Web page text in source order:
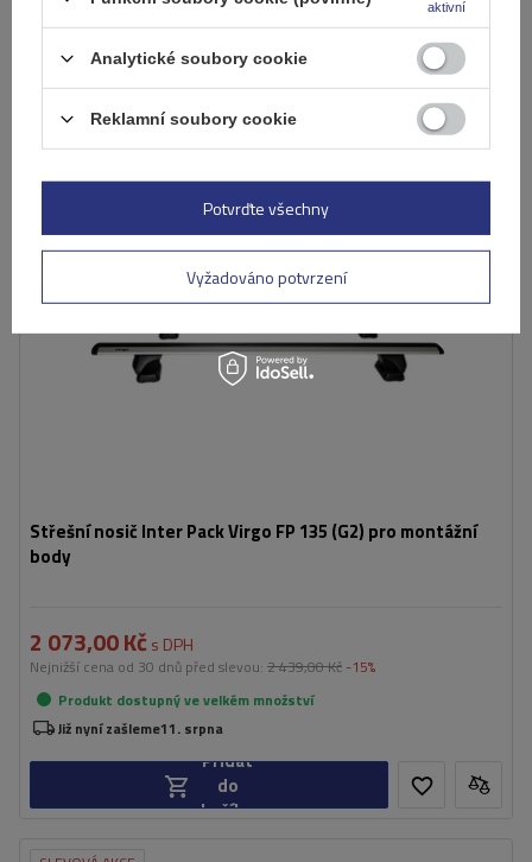
Přidat
SLEVOVÁ AKCE
Střešní nosič Inter Pack Virgo FP 135 (G2) pro montážní
body
2 073,00 Kč s DPH
Nejnižší cena od 30 dnů před slevou: 2 439,00 Kč -15%
Produkt dostupný ve velkém množství
Již nyní zašleme11. srpna
Přidat
do
košíku
aktivní
Analytické soubory cookie
Reklamní soubory cookie
Vyžadováno potvrzení
Potvrďte všechny